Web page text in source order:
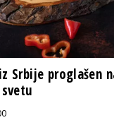
Srbije proglašen